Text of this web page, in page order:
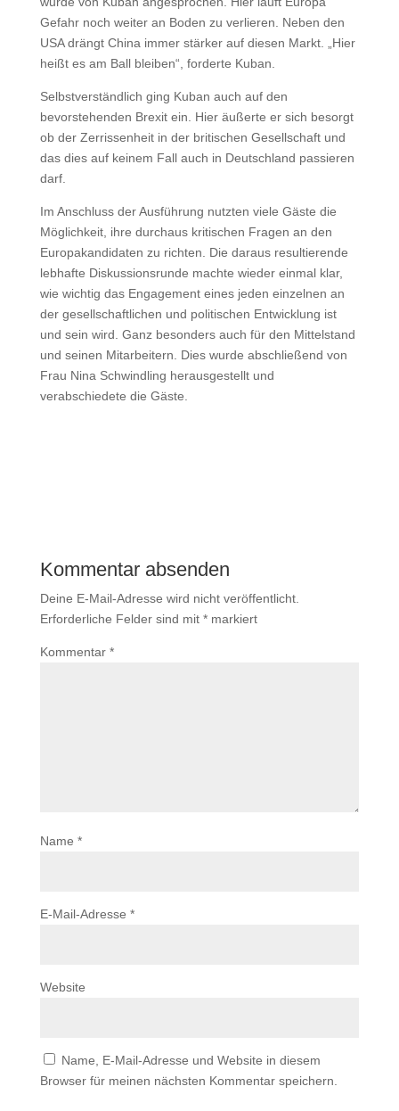
Gefahr noch weiter an Boden zu verlieren. Neben den
USA drängt China immer stärker auf diesen Markt. „Hier
heißt es am Ball bleiben“, forderte Kuban.
Selbstverständlich ging Kuban auch auf den
bevorstehenden Brexit ein. Hier äußerte er sich besorgt
ob der Zerrissenheit in der britischen Gesellschaft und
das dies auf keinem Fall auch in Deutschland passieren
darf.
Im Anschluss der Ausführung nutzten viele Gäste die
Möglichkeit, ihre durchaus kritischen Fragen an den
Europakandidaten zu richten. Die daraus resultierende
lebhafte Diskussionsrunde machte wieder einmal klar,
wie wichtig das Engagement eines jeden einzelnen an
der gesellschaftlichen und politischen Entwicklung ist
und sein wird. Ganz besonders auch für den Mittelstand
und seinen Mitarbeitern. Dies wurde abschließend von
Frau Nina Schwindling herausgestellt und
verabschiedete die Gäste.
Kommentar absenden
Deine E-Mail-Adresse wird nicht veröffentlicht.
Erforderliche Felder sind mit *markiert
Kommentar *
Name *
E-Mail-Adresse *
Website
Name, E-Mail-Adresse und Website in diesem
Browser für meinen nächsten Kommentar speichern.